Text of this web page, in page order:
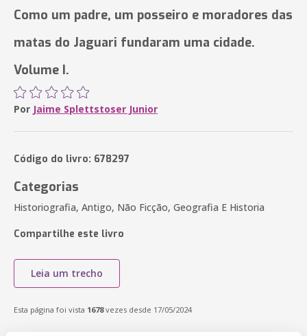
Como um padre, um posseiro e moradores das
matas do Jaguari fundaram uma cidade.
Volume I.
Por Jaime Splettstoser Junior
Código do livro: 678297
Categorias
Historiografia, Antigo, Não Ficção, Geografia E Historia
Compartilhe este livro
Leia um trecho
Esta página foi vista 1678vezes desde 17/05/2024